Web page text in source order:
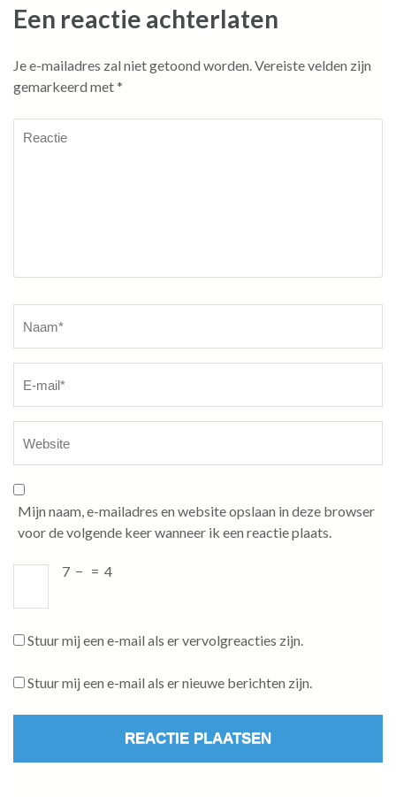
Een reactie achterlaten
Je e-mailadres zal niet getoond worden.Vereiste velden zijn
gemarkeerd met*
Mijn naam, e-mailadres en website opslaan in deze browser
voor de volgende keer wanneer ik een reactie plaats.
7 − = 4
Stuur mij een e-mail als er vervolgreacties zijn.
Stuur mij een e-mail als er nieuwe berichten zijn.